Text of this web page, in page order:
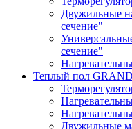
Двужильные
сечение"
сечение"
Теплый пол
Двужильные